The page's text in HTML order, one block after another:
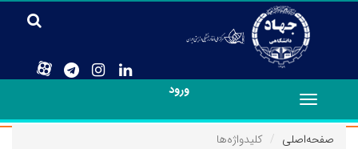
ورود
Toggle
navigation
صفحه‌اصلی
کلیدواژه‌ها